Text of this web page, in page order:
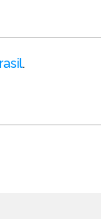
.